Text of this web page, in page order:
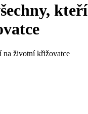
kteří
na životní křižovatce